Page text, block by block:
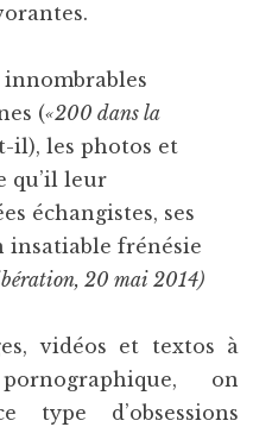
innombrables
(«200 dans la
il), les photos et
qu’il leur
échangistes, ses
insatiable frénésie
20 mai 2014)
vidéos et textos à
on
type d’obsessions